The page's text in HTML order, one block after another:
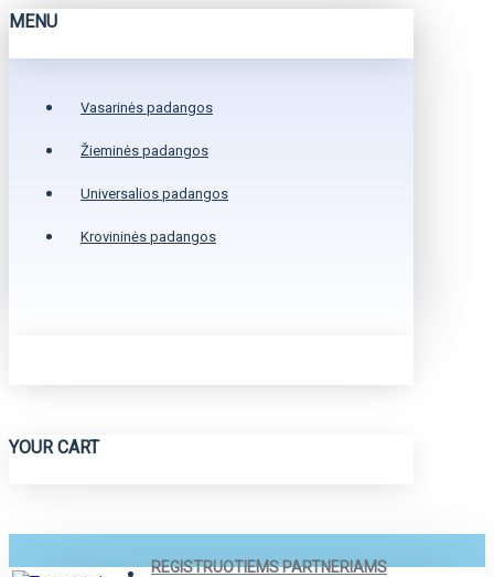
MENU
Vasarinės padangos
Žieminės padangos
Universalios padangos
Krovininės padangos
YOUR CART
REGISTRUOTIEMS PARTNERIAMS